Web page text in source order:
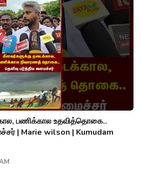
பணிக்கால உதவித்தொகை..
| Marie wilson | Kumudam